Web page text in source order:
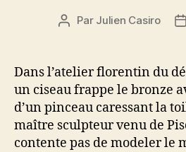
Auteur
Par Julien Casiro
Dans l’atelier florentin du
un ciseau frappe le bronze
d’un pinceau caressant la
maître sculpteur venu de
contente pas de modeler le